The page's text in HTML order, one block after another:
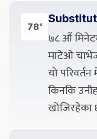
78'
७८ औं
माटेओ
यो
किनकि
खोजिरहेका